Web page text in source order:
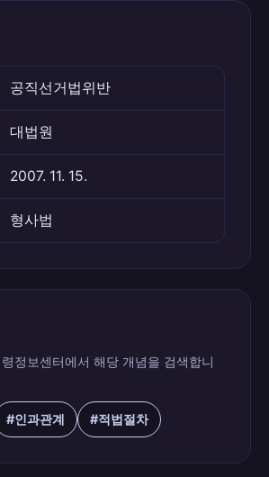
공직선거법위반
대법원
2007. 11. 15.
형사법
정보센터에서 해당 개념을 검색합니
#인과관계 #적법절차